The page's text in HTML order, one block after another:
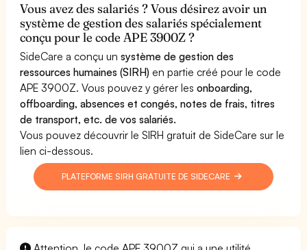
Vous avez des salariés ? Vous désirez avoir un
système de gestion des salariés spécialement
conçu pour le code APE 3900Z ?
SideCare a conçu unsystème de gestion des
ressources humaines (SIRH) en partie créé pour le code
APE 3900Z. Vous pouvez y gérer lesonboarding,
offboarding, absences et congés, notes de frais, titres
de transport, etc. de vos salariés.
Vous pouvez découvrir le SIRH gratuit de SideCare sur le
lien ci-dessous.
PLATEFORME SIRH GRATUITE DE SIDECARE